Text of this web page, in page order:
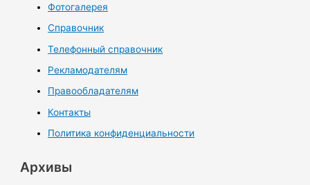
Фотогалерея
Справочник
Телефонный справочник
Рекламодателям
Правообладателям
Контакты
Политика конфиденциальности
Архивы